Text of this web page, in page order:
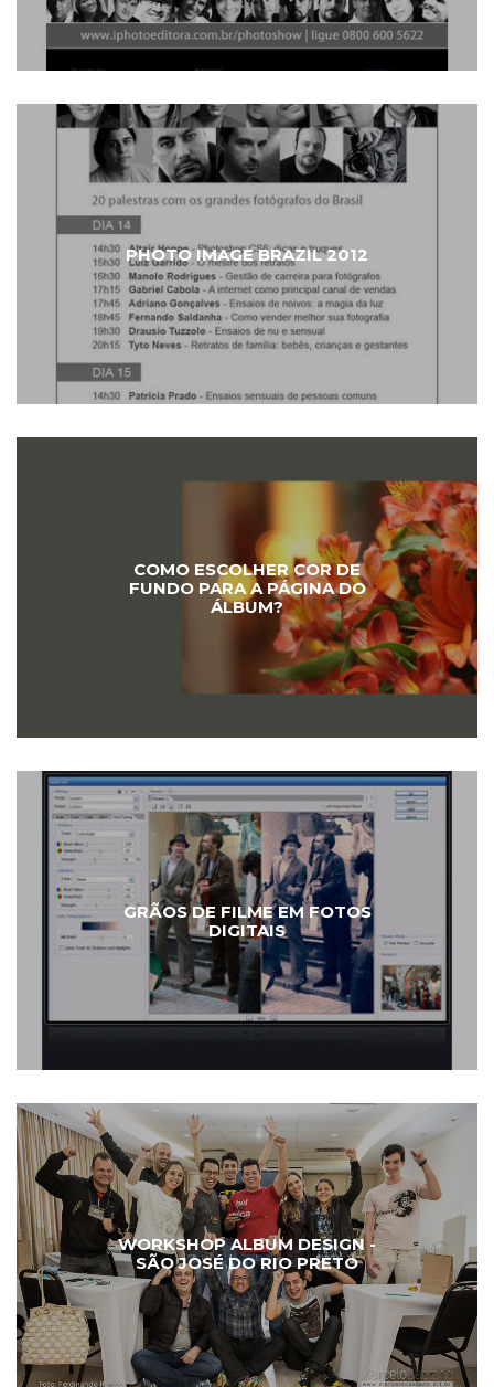
PHOTO IMAGE BRAZIL 2012
COMO ESCOLHER COR DE
FUNDO PARA A PÁGINA DO
ÁLBUM?
GRÃOS DE FILME EM FOTOS
DIGITAIS
WORKSHOP ALBUM DESIGN -
SÃO JOSÉ DO RIO PRETO